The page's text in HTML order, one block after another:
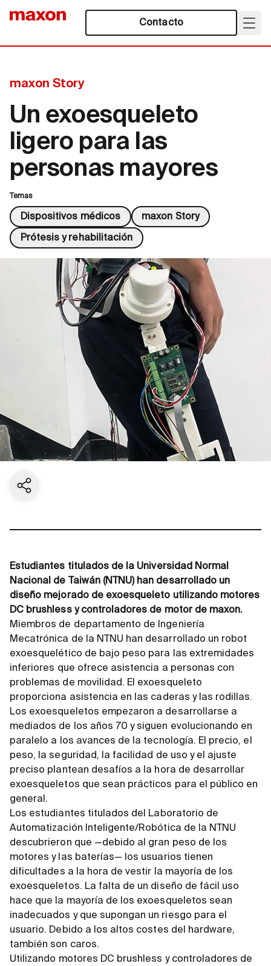
Contacto
maxon Story
Un exoesqueleto
ligero para las
personas mayores
Temas
Dispositivos médicos maxon Story
Prótesis y rehabilitación
Share current page
Estudiantes titulados de la Universidad Normal
Nacional de Taiwán (NTNU) han desarrollado un
diseño mejorado de exoesqueleto utilizando motores
DC brushless y controladores de motor de maxon.
Miembros de departamento de Ingeniería
Mecatrónica de la NTNU han desarrollado un robot
exoesquelético de bajo peso para las extremidades
inferiores que ofrece asistencia a personas con
problemas de movilidad. El exoesqueleto
proporciona asistencia en las caderas y las rodillas.
Los exoesqueletos empezaron a desarrollarse a
mediados de los años 70 y siguen evolucionando en
paralelo a los avances de la tecnología. El precio, el
peso, la seguridad, la facilidad de uso y el ajuste
preciso plantean desafíos a la hora de desarrollar
exoesqueletos que sean prácticos para el público en
general.
Los estudiantes titulados del Laboratorio de
Automatización Inteligente/Robótica de la NTNU
descubrieron que —debido al gran peso de los
motores y las baterías— los usuarios tienen
dificultades a la hora de vestir la mayoría de los
exoesqueletos. La falta de un diseño de fácil uso
hace que la mayoría de los exoesqueletos sean
inadecuados y que supongan un riesgo para el
usuario. Debido a los altos costes del hardware,
también son caros.
Utilizando motores DC brushless y controladores de